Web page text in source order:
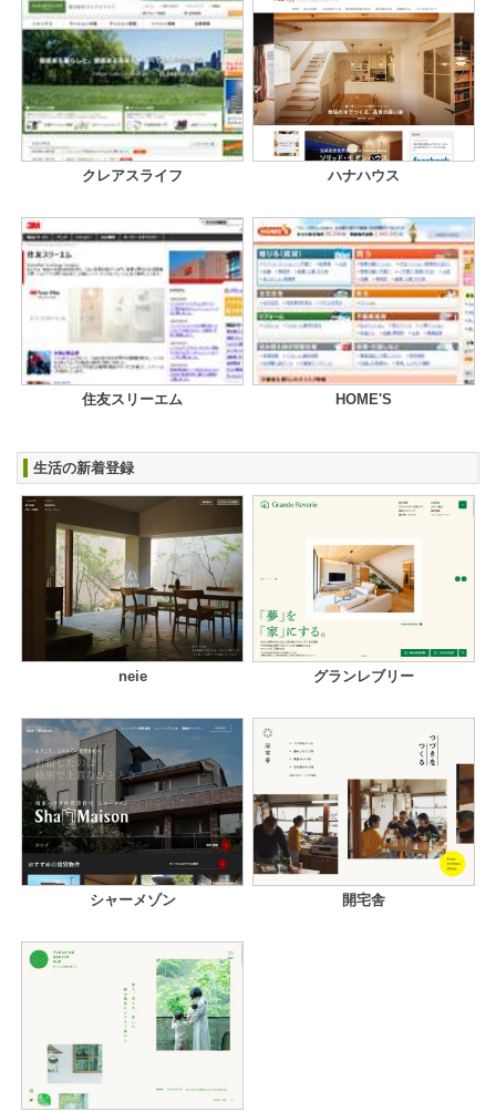
クレアスライフ ハナハウス
住友スリーエム HOME'S
生活の新着登録
neie グランレブリー
シャーメゾン 開宅舎